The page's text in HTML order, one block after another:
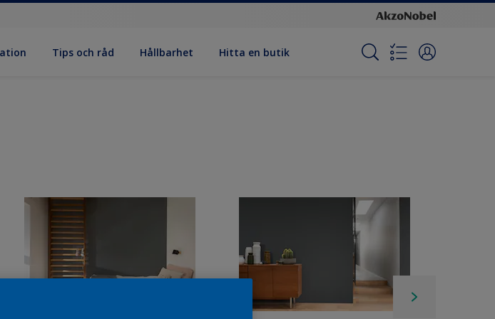
Tips och råd Hållbarhet Hitta en butik